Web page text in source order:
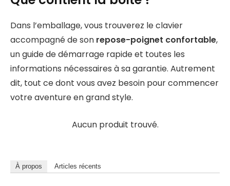
Dans l’emballage, vous trouverez le clavier
accompagné de son repose-poignet confortable,
un guide de démarrage rapide et toutes les
informations nécessaires à sa garantie. Autrement
dit, tout ce dont vous avez besoin pour commencer
votre aventure en grand style.
Aucun produit trouvé.
À propos Articles récents